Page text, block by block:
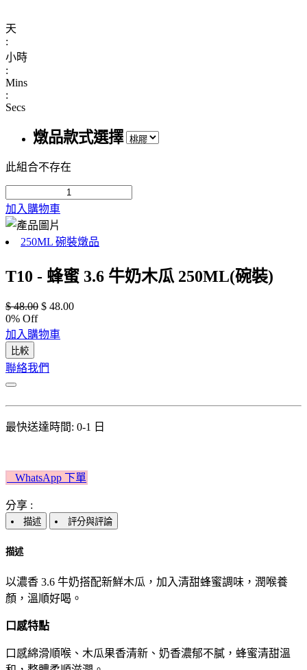
天
:
小時
:
Mins
:
Secs
燉品款式選擇
此組合不存在
加入購物車
250ML 碗裝燉品
T10 - 蜂蜜 3.6 牛奶木瓜 250ML(碗裝)
$48.00 $ 48.00
0% Off
加入購物車
比較
聯絡我們
最快送達時間: 0-1 日
W​​hatsApp 下單​​​​​​
分享 :
描述 評分與評論
描述
以濃香 3.6 牛奶搭配新鮮木瓜，加入清甜蜂蜜調味，潤喉養
顏，溫順好喝。
口感特點
口感綿滑順喉、木瓜果香清新、奶香濃郁不膩，蜂蜜清甜溫